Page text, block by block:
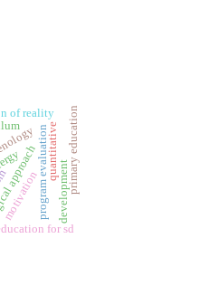
of reality
program evaluation
motivation
quantitative
for sd
developmentprimary education